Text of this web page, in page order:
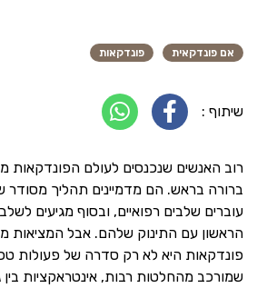
אם פונדקאית פונדקאות
שיתוף :
רוב האנשים שנכנסים לעולם הפונדקאות
ברורה בראש. הם מדמיינים תהליך מסודר
עוברים שלבים רפואיים, ובסוף מגיעים
הראשון עם התינוק שלהם. אבל המציאות
פונדקאות היא לא רק סדרה של פעולות
שמורכב מהחלטות רבות, אינטראקציות בין